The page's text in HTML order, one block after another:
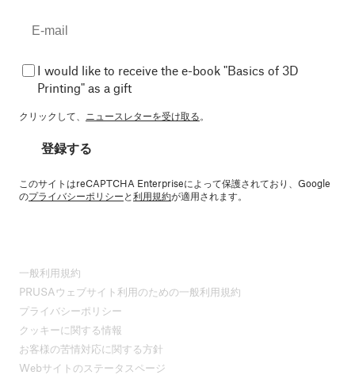
I would like to receive the e-book "Basics of 3D
Printing" as a gift
クリックして、 ニュースレターを受け取る。
登録する
このサイトはreCAPTCHA Enterpriseによって保護されており、Google
のプライバシーポリシーと利用規約が適用されます。
一般利用規約
PRUSAウェブサイト利用のための一般利用規約
プライバシーポリシー
クッキーに関する情報
お客様の苦情対応に関する方針
Webサイトのステータスページ